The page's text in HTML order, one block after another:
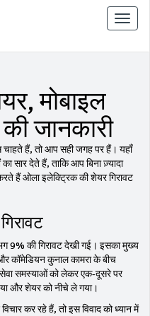
टॉगल
से
मोबाइल
जानकारी
हैं, तो आप सही जगह पर हैं। यहाँ
देते हैं, ताकि आप बिना ज़्यादा
हैं ओला इलेक्ट्रिक की शेयर गिरावट
9% की गिरावट देखी गई। इसका मुख्य
कॉमेडियन कुनाल कामरा के बीच
सेवा समस्याओं को लेकर एक-दूसरे पर
और शेयर को नीचे ले गया।
कर रहे हैं, तो इस विवाद को ध्यान में